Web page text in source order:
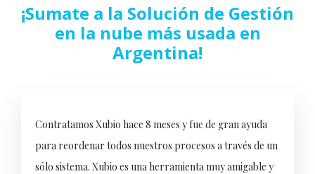
¡Sumate a la Solución de Gestión
en la nube más usada en
Argentina!
Contratamos Xubio hace 8 meses y fue de gran ayuda
para reordenar todos nuestros procesos a través de un
sólo sistema. Xubio es una herramienta muy amigable y